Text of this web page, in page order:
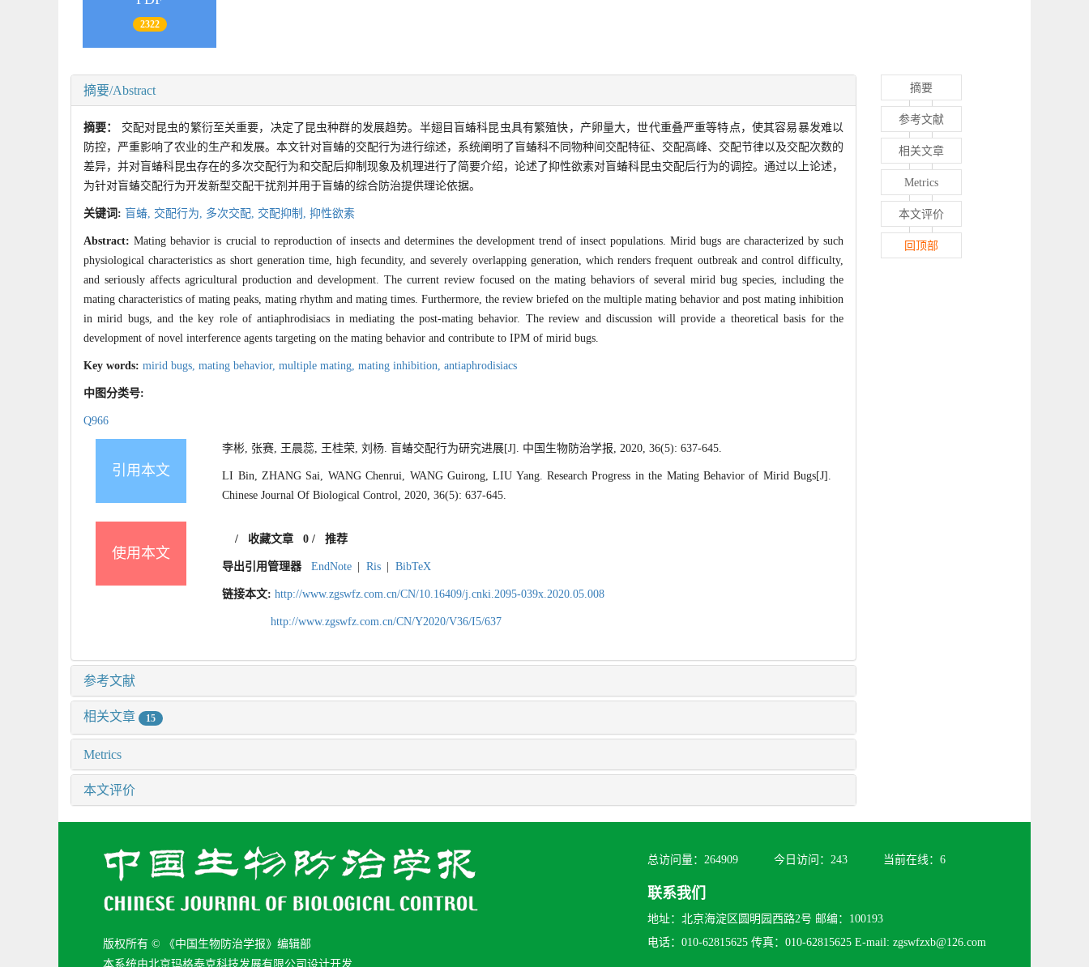
2322
摘要/Abstract
摘要： 交配对昆虫的繁衍至关重要，决定了昆虫种群的发展趋势。半翅目盲蝽科昆虫具有繁殖快，产卵量大，世代重叠严重等特点，使其容易暴发难以
防控，严重影响了农业的生产和发展。本文针对盲蝽的交配行为进行综述，系统阐明了盲蝽科不同物种间交配特征、交配高峰、交配节律以及交配次数的
差异，并对盲蝽科昆虫存在的多次交配行为和交配后抑制现象及机理进行了简要介绍，论述了抑性欲素对盲蝽科昆虫交配后行为的调控。通过以上论述，
为针对盲蝽交配行为开发新型交配干扰剂并用于盲蝽的综合防治提供理论依据。
关键词: 盲蝽, 交配行为, 多次交配, 交配抑制, 抑性欲素
Abstract:Mating behavior is crucial to reproduction of insects and determines the development trend of insect populations. Mirid bugs are characterized by such
physiological characteristics as short generation time, high fecundity, and severely overlapping generation, which renders frequent outbreak and control difficulty,
and seriously affects agricultural production and development. The current review focused on the mating behaviors of several mirid bug species, including the
mating characteristics of mating peaks, mating rhythm and mating times. Furthermore, the review briefed on the multiple mating behavior and post mating inhibition
in mirid bugs, and the key role of antiaphrodisiacs in mediating the post-mating behavior. The review and discussion will provide a theoretical basis for the
development of novel interference agents targeting on the mating behavior and contribute to IPM of mirid bugs.
Key words: mirid bugs, mating behavior, multiple mating, mating inhibition, antiaphrodisiacs
中图分类号:
Q966
引用本文
李彬, 张赛, 王晨蕊, 王桂荣, 刘杨. 盲蝽交配行为研究进展[J]. 中国生物防治学报, 2020, 36(5): 637-645.
LI Bin, ZHANG Sai, WANG Chenrui, WANG Guirong, LIU Yang. Research Progress in the Mating Behavior of Mirid Bugs[J].
Chinese Journal Of Biological Control, 2020, 36(5): 637-645.
使用本文
/ 收藏文章 0/ 推荐
导出引用管理器 EndNote Ris BibTeX
链接本文: http://www.zgswfz.com.cn/CN/10.16409/j.cnki.2095-039x.2020.05.008
http://www.zgswfz.com.cn/CN/Y2020/V36/I5/637
参考文献
相关文章 15
Metrics
本文评价
摘要
参考文献
相关文章
Metrics
本文评价
回顶部
版权所有 © 《中国生物防治学报》编辑部
本系统由北京玛格泰克科技发展有限公司设计开发
总访问量： 264909 今日访问： 243 当前在线： 6
联系我们
地址：北京海淀区圆明园西路2号 邮编：100193
电话：010-62815625 传真：010-62815625 E-mail: zgswfzxb@126.com